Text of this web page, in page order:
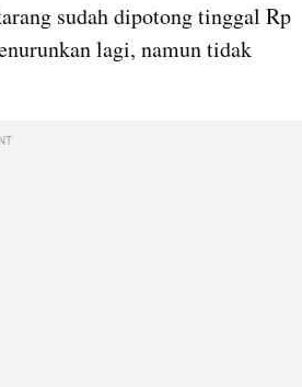
sudah dipotong tinggal Rp
lagi, namun tidak